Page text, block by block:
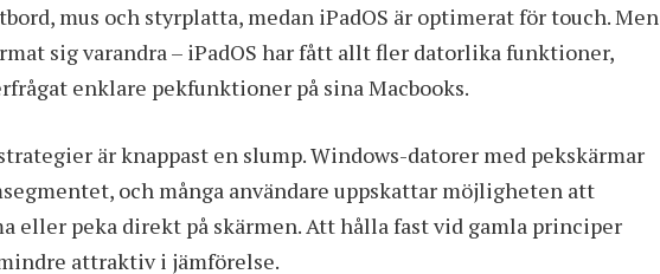
mus och styrplatta, medan iPadOS är optimerat för touch. Men
sig varandra – iPadOS har fått allt fler datorlika funktioner,
enklare pekfunktioner på sina Macbooks.
är knappast en slump. Windows-datorer med pekskärmar
och många användare uppskattar möjligheten att
eller peka direkt på skärmen. Att hålla fast vid gamla principer
attraktiv i jämförelse.